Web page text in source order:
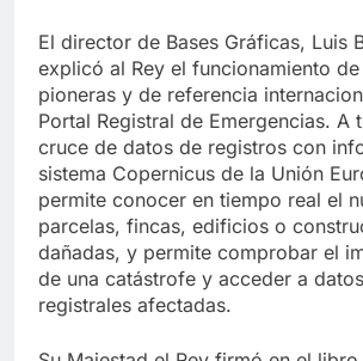
El director de Bases Gráficas, Luis
explicó al Rey el funcionamiento
pioneras y de referencia
Portal Registral de Emergencias. A
cruce de datos de registros con
sistema Copernicus de la Unión
permite conocer en tiempo real el
parcelas, fincas, edificios o
dañadas, y permite comprobar el
de una catástrofe y acceder a
registrales afectadas.